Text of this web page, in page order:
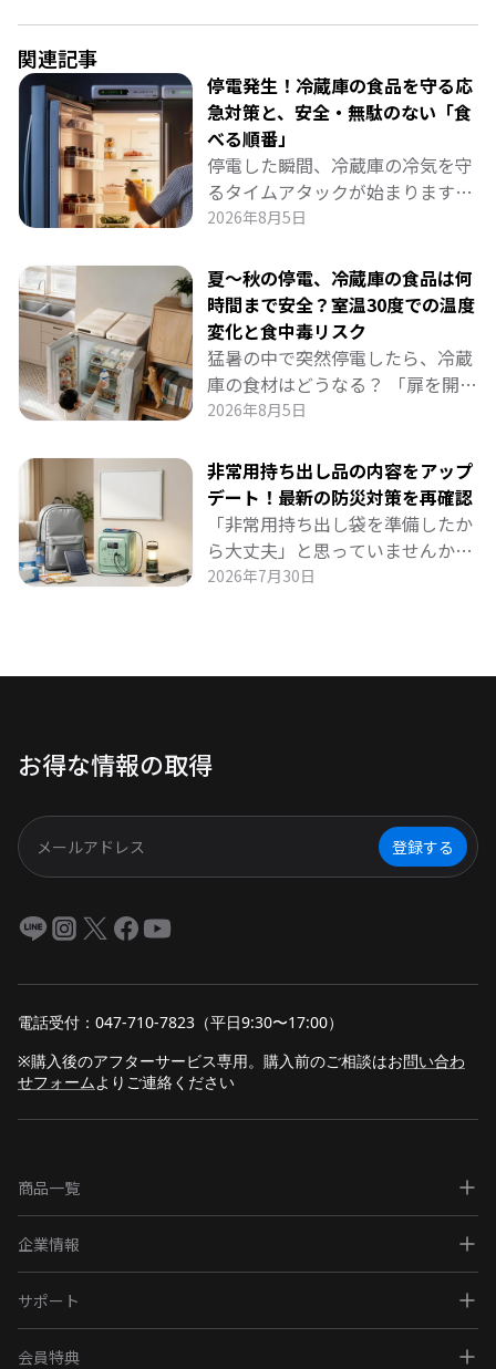
関連記事
停電発生！冷蔵庫の食品を守る応
急対策と、安全・無駄のない「食
べる順番」
停電した瞬間、冷蔵庫の冷気を守
るタイムアタックが始まります。
パニックで扉を開けてしまうのは
基本ルール、保冷剤の正しい置き
方、家にあるものでできる簡易保
冷テクニックを徹底解説。 さら
に、生鮮食品から冷凍庫まで「安
全に食べる順番」を明確に示し、
従来の対策の限界を超える
ップまで紹介します。
2026年8月5日
夏～秋の停電、冷蔵庫の食品は何
時間まで安全？室温30度での温度
変化と食中毒リスク
猛暑の中で突然停電したら、冷蔵
庫の食材はどうなる？ 「扉を開け
なければ大丈夫」は大きな誤解で
か2〜3時間で庫内温度が危険水域
に。 生肉・乳製品・手作りおかず
から食中毒菌が急増するリスクを
徹底解説。 避難時のブレーカー遮
断による全滅リスクまで踏まえ、
2026年8月5日
非常用持ち出し品の内容をアップ
デート！最新の防災対策を再確認
「非常用持ち出し袋を準備したか
ら大丈夫」と思っていませんか？
防災グッズは半年に一度の点検と
策、そして現代防災で最も重要な
デルから車中泊対応の大容量ま
族を守る最新の備えをお届けしま
2026年7月30日
お得な情報の取得
登録する
電話受付：047-710-7823（平日9:30〜17:00）
※購入後のアフターサービス専用。購入前のご相談はお問い合わ
せフォームよりご連絡ください
商品一覧
企業情報
サポート
会員特典